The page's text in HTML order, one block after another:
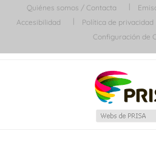
Quiénes somos / Contacta
Accesibilidad
Política de privacidad
Configuración de